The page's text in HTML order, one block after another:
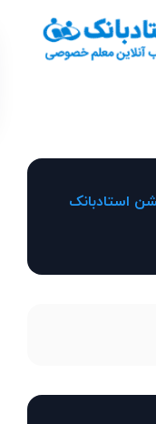
استادبانک